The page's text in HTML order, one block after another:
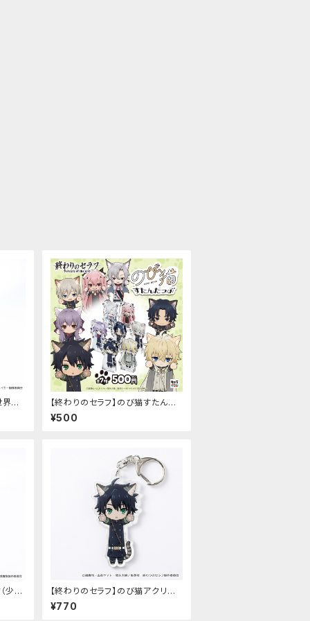
魔
【終わりのセラフ】のび猫すたんだ
っぷ
¥500
少女
【終わりのセラフ】のび猫アクリル
キーホルダー（百夜優一郎）
¥770